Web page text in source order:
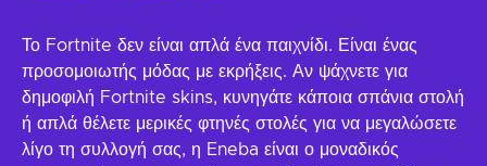
Το Fortnite δεν είναι απλά ένα παιχνίδι. Είναι ένας
προσομοιωτής μόδας με εκρήξεις. Αν ψάχνετε για
δημοφιλή Fortnite skins, κυνηγάτε κάποια σπάνια στολή
ή απλά θέλετε μερικές φτηνές στολές για να μεγαλώσετε
λίγο τη συλλογή σας, η Eneba είναι ο μοναδικός